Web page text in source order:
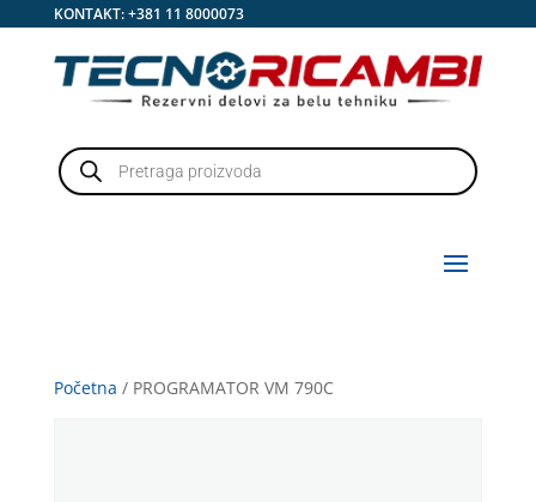
KONTAKT:+381 11 8000073
Products
search
Početna / PROGRAMATOR VM 790C